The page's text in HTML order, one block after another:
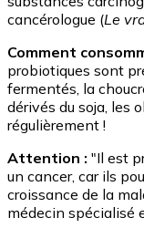
cancérologue (Le
Comment
probiotiques sont
fermentés, la
dérivés du soja, les
régulièrement !
Attention : "Il est
un cancer, car ils
croissance de la
médecin spécialisé